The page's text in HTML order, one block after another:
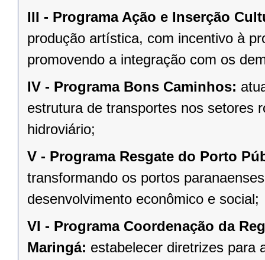
III - Programa Ação e Inserção
produção artística, com incentivo à
promovendo a integração com os
IV - Programa Bons Caminhos:
estrutura de transportes nos setores
hidroviário;
V - Programa Resgate do Porto
transformando os portos
desenvolvimento econômico e social;
VI - Programa Coordenação da
Maringá: estabelecer diretrizes para